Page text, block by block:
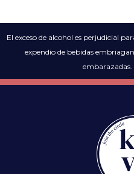
El exceso de alcohol es perjudicial
expendio de bebidas
embarazadas.